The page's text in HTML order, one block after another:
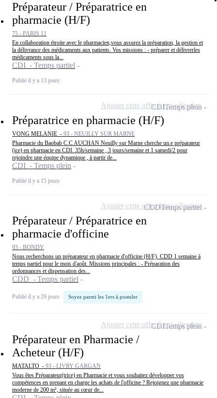
Préparateur / Préparatrice en
pharmacie (H/F)
75 - PARIS 11
En collaboration étroite avec le pharmacien,vous assurez la préparation, la gestion et
la délivrance des médicaments aux patients. Vos missions : - préparer et délivrerles
médicaments sous la...
CDI - Temps partiel
Publié il y a 13 jours
Préparatrice en pharmacie (H/F)
VONG MELANIE - 93 - NEUILLY SUR MARNE
Pharmacie du Baobab C.C AUCHAN Neuilly sur Marne cherche un.e préparateur
(ice) en pharmacie en CDI. 35h/semaine , 3 jours/semaine et 1 samedi/2 pour
rejoindre une équipe dynamique , à partir de...
CDI - Temps plein
Publié il y a 15 jours
CDITemps plein
Ajouter cette offre à ma sélection
Préparateur / Préparatrice en
pharmacie d'officine
93 - BONDY
Nous recherchons un préparateur en pharmacie d'officine (H/F). CDD 1 semaine à
temps partiel pour le mois d'août. Missions principales : - Préparation des
ordonnances et dispensation des...
CDD - Temps partiel
Publié il y a 29 jours Soyez parmi les 1ers à postuler
CDDTemps partiel
Ajouter cette offre à ma sélection
Préparateur en Pharmacie /
Acheteur (H/F)
MATALTO - 93 - LIVRY GARGAN
Vous êtes Préparateur(trice) en Pharmacie et vous souhaitez développer vos
compétences en prenant en charge les achats de l'officine ? Rejoignez une pharmacie
moderne de 200 m², située au cœur de...
CDITemps plein
Ajouter cette offre à ma sélection